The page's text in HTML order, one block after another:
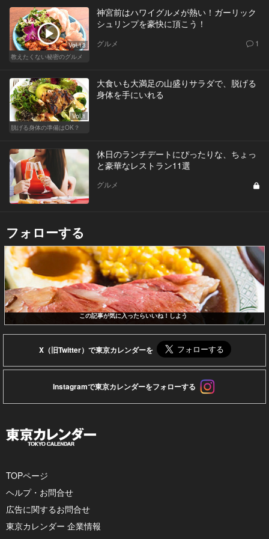
Vol.13
教えたくない秘密のグルメ
神宮前はハワイグルメが熱い！ガーリック
シュリンプを豪快に頂こう！
グルメ 1
Vol.1
脱げる身体の準備はOK？
大食いも大満足の山盛りサラダで、脱げる
身体を手にいれる
休日のランチデートにぴったりな、ちょっ
と豪華なレストラン11選
グルメ
フォローする
この記事が気に入ったらいいね！しよう
X（旧Twitter）で東京カレンダーを
Instagramで東京カレンダーをフォローする
TOPページ
ヘルプ・お問合せ
広告に関するお問合せ
東京カレンダー 企業情報